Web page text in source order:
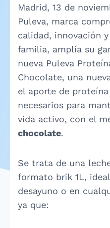
Madrid, 13 de
Puleva, marca
calidad, innovación
familia, amplía su
nueva Puleva
Chocolate, una
el aporte de
necesarios para
vida activo, con el
chocolate.
Se trata de una
formato brik 1L,
desayuno o en
ya que: